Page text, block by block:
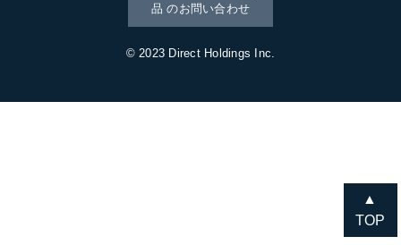
▲
TOP
品 のお問い合わせ
© 2023 Direct Holdings Inc.